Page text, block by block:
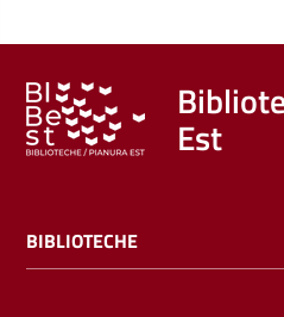
e
Calendario
Online
Est
BIBLIOTECHE